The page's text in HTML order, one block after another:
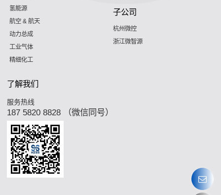
氢能源
航空 & 航天
动力总成
工业气体
精细化工
子公司
杭州微控
浙江微智源
了解我们
服务热线
187 5820 8828 （微信同号）